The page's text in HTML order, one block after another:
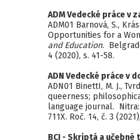
ADM Vedecké práce v
ADM01 Barnová, S.,
Opportunities for a
and Education.
4 (2020), s. 41-58.
ADN Vedecké práce v
ADN01 BinettI, M. J.,
queerness;
language journal. Nitra:
711X. Roč. 14, č. 3
BCI - Skriptá a